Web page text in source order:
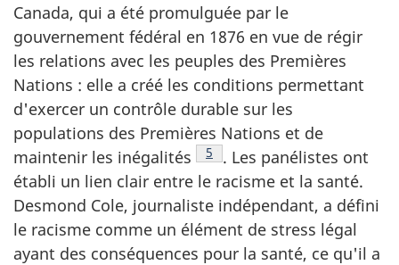
Canada, qui a été promulguée par le
gouvernement fédéral en 1876 en vue de régir
les relations avec les peuples des Premières
Nations : elle a créé les conditions permettant
d'exercer un contrôle durable sur les
populations des Premières Nations et de
maintenir les inégalités
Note de bas de page
5
. Les panélistes ont
établi un lien clair entre le racisme et la santé.
Desmond Cole, journaliste indépendant, a défini
le racisme comme un élément de stress légal
ayant des conséquences pour la santé, ce qu'il a